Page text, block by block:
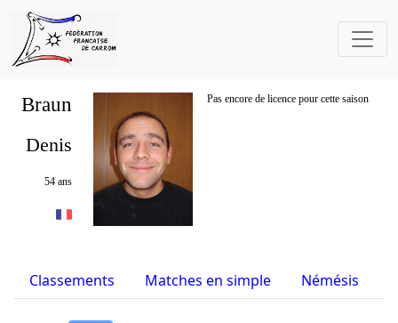
Braun Pas encore de licence pour cette saison
Denis
54 ans
Classements Matches en simple Némésis